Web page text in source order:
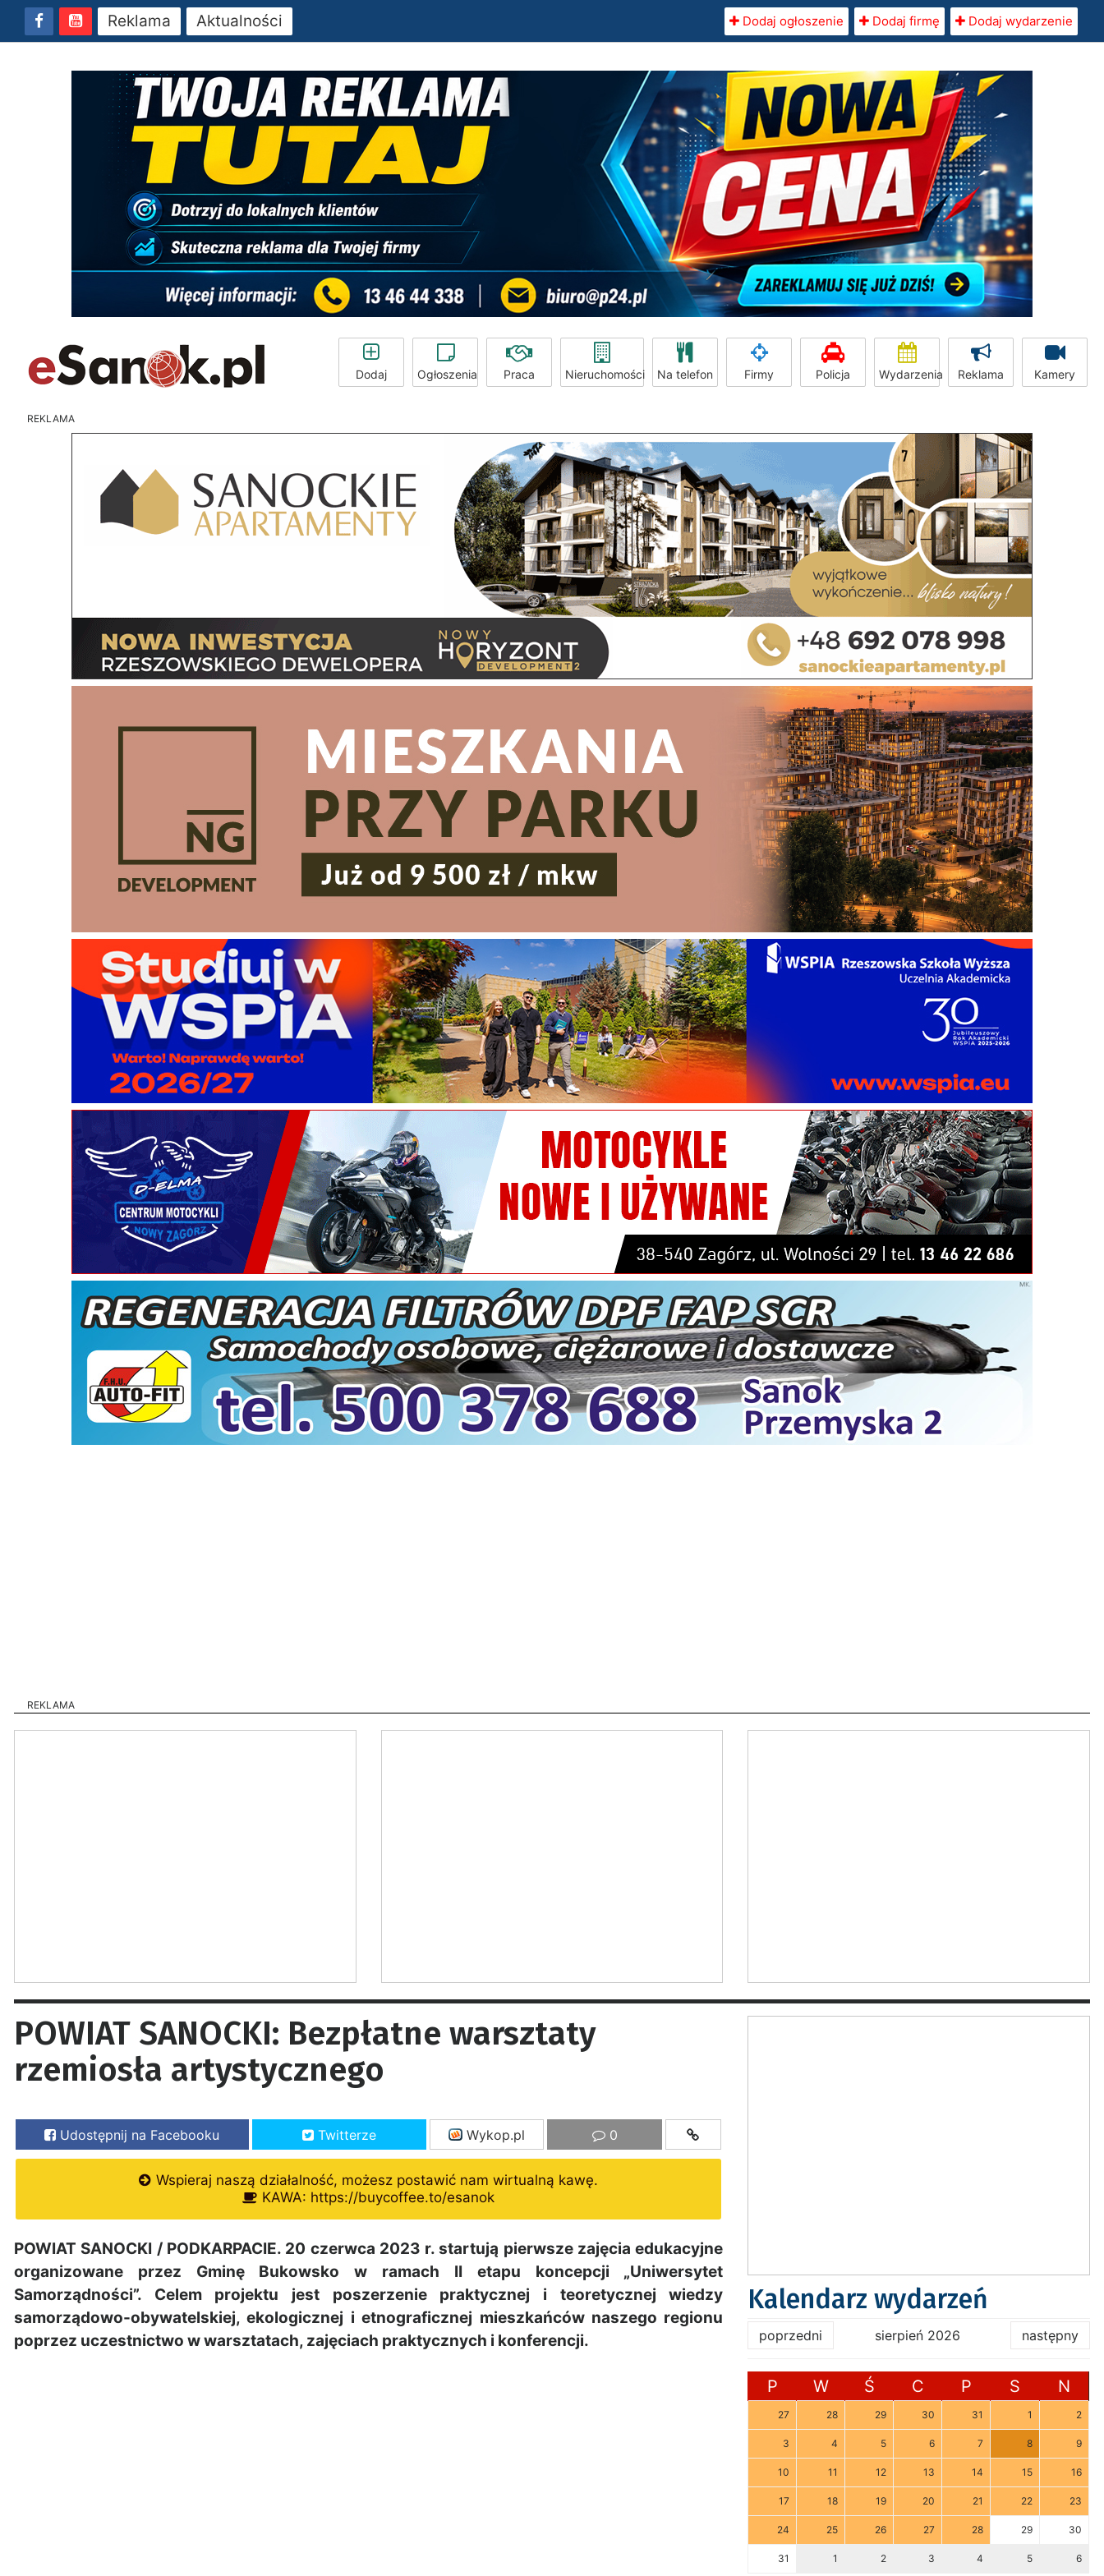
Reklama Aktualności Dodaj ogłoszenie Dodaj firmę Dodaj wydarzenie
Dodaj Ogłoszenia Praca Nieruchomości Na telefon Firmy Policja Wydarzenia Reklama Kamery
REKLAMA
REKLAMA
POWIAT SANOCKI: Bezpłatne warsztaty
rzemiosła artystycznego
Udostępnij na Facebooku Twitterze Wykop.pl 0
Wspieraj naszą działalność, możesz postawić nam wirtualną kawę.
KAWA: https://buycoffee.to/esanok
POWIAT SANOCKI / PODKARPACIE. 20 czerwca 2023 r. startują pierwsze zajęcia edukacyjne
organizowane przez Gminę Bukowsko w ramach II etapu koncepcji „Uniwersytet
Samorządności”. Celem projektu jest poszerzenie praktycznej i teoretycznej wiedzy
samorządowo-obywatelskiej, ekologicznej i etnograficznej mieszkańców naszego regionu
poprzez uczestnictwo w warsztatach, zajęciach praktycznych i konferencji.
Kalendarz wydarzeń
poprzedni sierpień 2026 następny
P W Ś C P S N
27 28 29 30 31 1 2
3 4 5 6 7 8 9
10 11 12 13 14 15 16
17 18 19 20 21 22 23
24 25 26 27 28 29 30
31 1 2 3 4 5 6